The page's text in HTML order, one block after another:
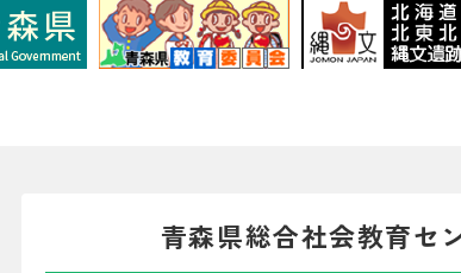
2026年03月23日
当センターの食堂が閉
2025年09月30日
所報「HIBIKI」第130号
青森県総合社会教育セ